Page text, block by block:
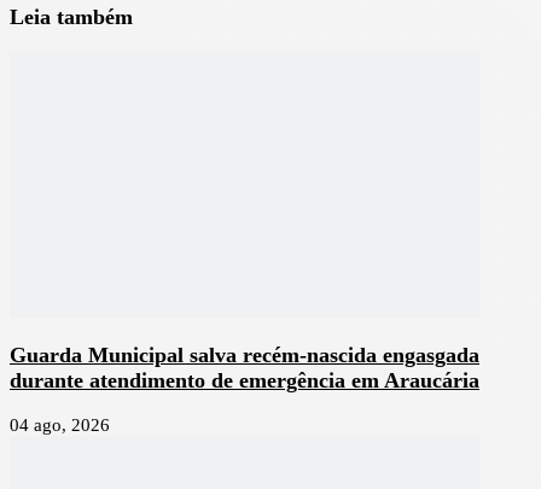
Leia também
Guarda Municipal salva recém-nascida engasgada
durante atendimento de emergência em Araucária
04 ago, 2026